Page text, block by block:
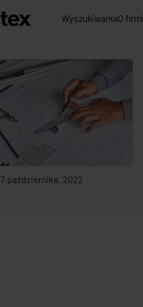
WyszukiwarkaO
7 października, 2022